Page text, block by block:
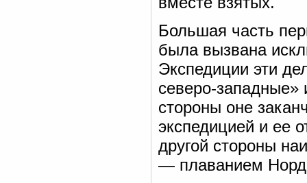
Большая часть
была вызвана
Экспедиции эти
северо-западные»
стороны оне
экспедицией и ее
другой стороны
— плаванием